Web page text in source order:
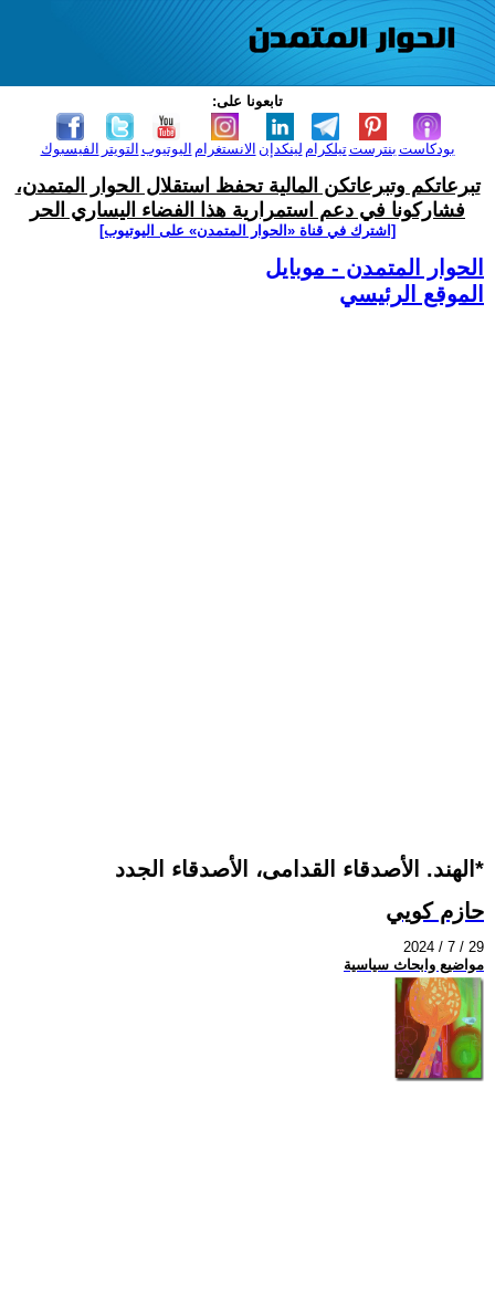
تابعونا على:
الفيسبوك التويتر اليوتيوب الانستغرام لينكدإن تيلكرامبنترست بودكاست
تبرعاتكم وتبرعاتكن المالية تحفظ استقلال الحوار المتمدن،
فشاركونا في دعم استمرارية هذا الفضاء اليساري الحر
[اشترك في قناة ‫«الحوار المتمدن» على اليوتيوب]
الحوار المتمدن - موبايل
الموقع الرئيسي
الهند. الأصدقاء القدامى، الأصدقاء الجدد*
حازم كويي
2024 / 7 / 29
مواضيع وابحاث سياسية